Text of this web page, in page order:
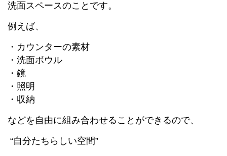
洗面スペースのことです。
例えば、
・カウンターの素材
・洗面ボウル
・鏡
・照明
・収納
などを自由に組み合わせることができるので、
“自分たちらしい空間”